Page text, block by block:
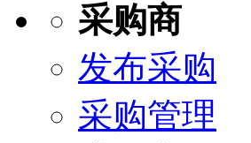
采购商
发布采购
采购管理